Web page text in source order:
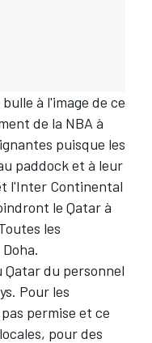
à l'image de ce
de la NBA à
puisque les
paddock et à leur
l'Inter Continental
le Qatar à
les
du personnel
Pour les
permise et ce
pour des